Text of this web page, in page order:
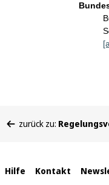
befinden
zurück zu:
Interne
Hilfe Kontakt